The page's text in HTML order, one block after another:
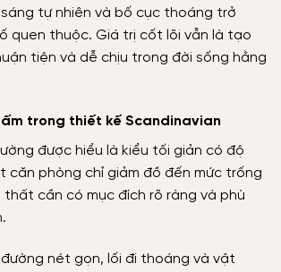
tự nhiên và bố cục thoáng trở
quen thuộc. Giá trị cốt lõi vẫn là tạo
tiện và dễ chịu trong đời sống hằng
trong thiết kế Scandinavian
được hiểu là kiểu tối giản có độ
căn phòng chỉ giảm đồ đến mức trống
thất cần có mục đích rõ ràng và phù
nét gọn, lối đi thoáng và vật